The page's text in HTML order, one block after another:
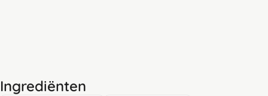
Ingrediënten